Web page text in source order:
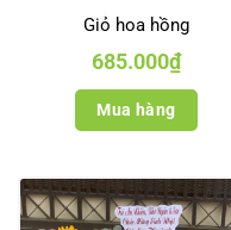
Giỏ hoa hồng
685.000₫
Mua hàng